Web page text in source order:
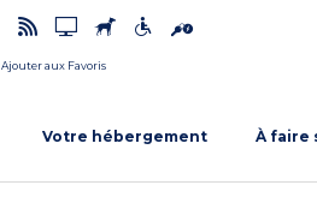
Ajouter aux Favoris
Votre hébergement À faire